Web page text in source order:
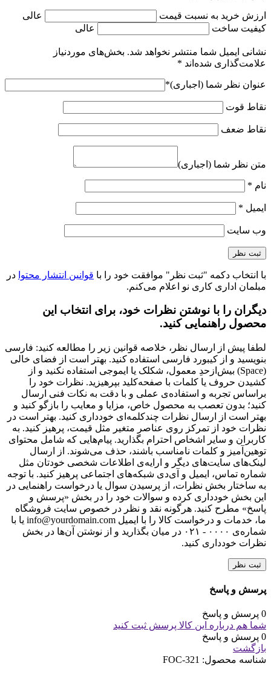
ارزش خرید به نسبت قیمت
عالی
کیفیت ساخت
عالی
نشانی ایمیل شما منتشر نخواهد شد. بخش‌های موردنیاز
علامت‌گذاری شده‌اند *
عنوان نظر شما (اجباری)*
نقاط قوت
نقاط ضعف
متن نظر شما (اجباری)
نام *
ایمیل *
وب‌ سایت
با انتخاب دکمه "ثبت نظر" موافقت خود را با قوانین انتشار محتوا در
مبلمان اداری کاری نو اعلام می‌کنم.
دیگران را با نوشتن نظرات خود، برای انتخاب این
محصول راهنمایی کنید.
لطفا پیش از ارسال نظر، خلاصه قوانین زیر را مطالعه کنید: فارسی
بنویسید و از کیبورد فارسی استفاده کنید. بهتر است از فضای خالی
(Space) بیش‌از‌حدِ معمول، شکلک یا ایموجی استفاده نکنید و از
کشیدن حروف یا کلمات با صفحه‌کلید بپرهیزید. نظرات خود را
براساس تجربه و استفاده‌ی عملی و با دقت به نکات فنی ارسال
کنید؛ بدون تعصب به محصول خاص، مزایا و معایب را بازگو کنید و
بهتر است از ارسال نظرات چندکلمه‌‌ای خودداری کنید. بهتر است در
نظرات خود از تمرکز روی عناصر متغیر مثل قیمت، پرهیز کنید. به
کاربران و سایر اشخاص احترام بگذارید. پیام‌هایی که شامل محتوای
توهین‌آمیز و کلمات نامناسب باشند، حذف می‌شوند. از ارسال
لینک‌های سایت‌های دیگر و ارایه‌ی اطلاعات شخصی خودتان مثل
شماره تماس، ایمیل و آی‌دی شبکه‌های اجتماعی پرهیز کنید. با توجه
به ساختار بخش نظرات، از پرسیدن سوال یا درخواست راهنمایی در
این بخش خودداری کرده و سوالات خود را در بخش «پرسش و
پاسخ» مطرح کنید. هرگونه نقد و نظر در خصوص سایت فروشگاه
ما، خدمات و درخواست کالا را با ایمیل info@yourdomain.com یا با
شماره‌ی ۰۰۰۰ - ۰۲۱ در میان بگذارید و از نوشتن آن‌ها در بخش
نظرات خودداری کنید.
ثبت نظر
پرسش و پاسخ
0 پرسش و پاسخ
شما هم درباره این کالا پرسش ثبت کنید
0 پرسش و پاسخ
بازگشت
شناسه محصول: FOC-321